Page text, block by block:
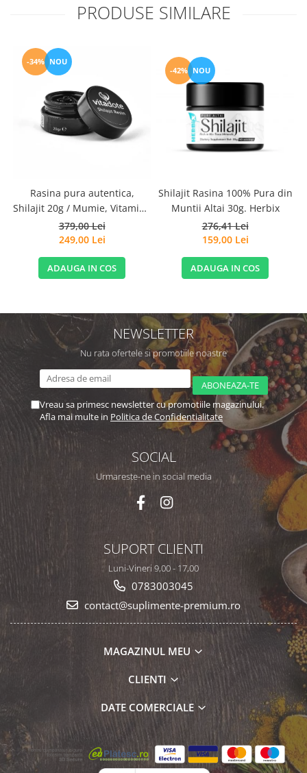
PRODUSE SIMILARE
-34% NOU
Rasina pura autentica,
Shilajit 20g / Mumie, Vitamine
si Micronutrienti - Vitadote
379,00 Lei
249,00 Lei
ADAUGA IN COS
-42% NOU
Shilajit Rasina 100% Pura din
Muntii Altai 30g. Herbix
276,41 Lei
159,00 Lei
ADAUGA IN COS
NEWSLETTER
Nu rata ofertele si promotiile noastre
Vreau sa primesc newsletter cu promotiile magazinului.
Afla mai multe in Politica de Confidentialitate
SOCIAL
Urmareste-ne in social media
SUPORT CLIENTI
Luni-Vineri 9,00 - 17,00
0783003045
contact@suplimente-premium.ro
MAGAZINUL MEU
CLIENTI
DATE COMERCIALE